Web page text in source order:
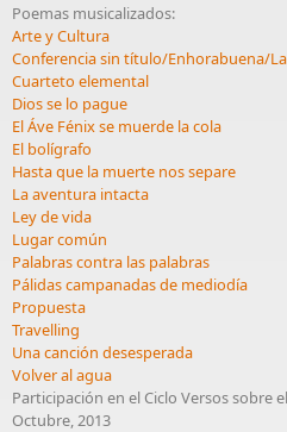
Poemas musicalizados:
Arte y Cultura
Conferencia sin título/Enhorabuena/
Cuarteto elemental
Dios se lo pague
El Áve Fénix se muerde la cola
El bolígrafo
Hasta que la muerte nos separe
La aventura intacta
Ley de vida
Lugar común
Palabras contra las palabras
Pálidas campanadas de mediodía
Propuesta
Travelling
Una canción desesperada
Volver al agua
Participación en el Ciclo Versos sobre
Octubre, 2013